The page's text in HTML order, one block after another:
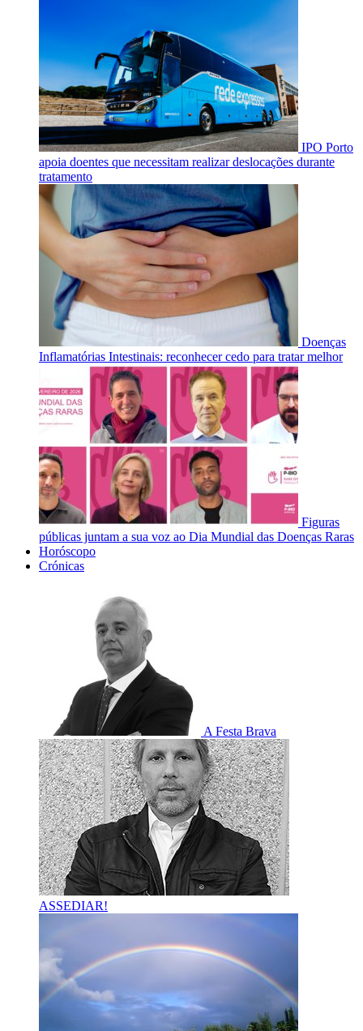
IPO Porto
apoia doentes que necessitam realizar deslocações durante
tratamento
Doenças
Inflamatórias Intestinais: reconhecer cedo para tratar melhor
Figuras
públicas juntam a sua voz ao Dia Mundial das Doenças Raras
Horóscopo
Crónicas
A Festa Brava
ASSEDIAR!